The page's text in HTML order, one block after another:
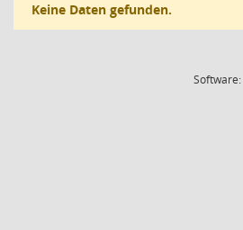
Keine Daten gefunden.
Software: